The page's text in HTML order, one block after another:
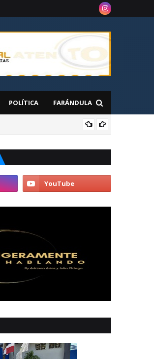
POLÍTICA FARÁNDULA